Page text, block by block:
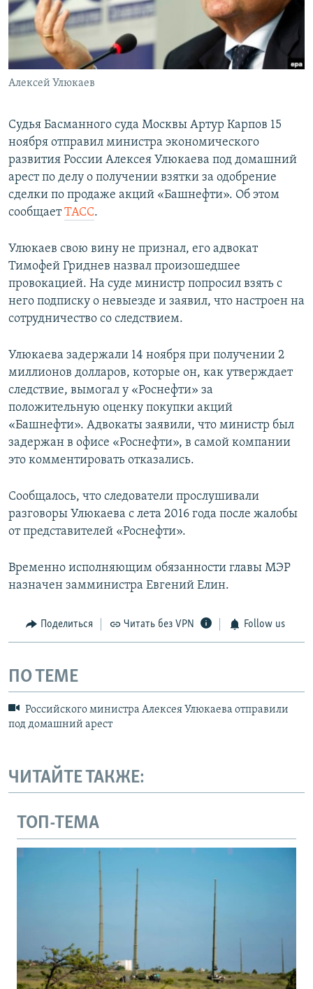
ПОБЕДИТЕЛЕЙ НЕ СУДЯТ?
КРЫМ.НЕПОКОРЕННЫЙ
ELIFBE
УКРАИНСКАЯ ПРОБЛЕМА КРЫМА
ПРИСОЕДИНЯЙТЕСЬ!
Алексей Улюкаев
Судья Басманного суда Москвы Артур Карпов 15
ноября отправил министра экономического
развития России Алексея Улюкаева под домашний
арест по делу о получении взятки за одобрение
сделки по продаже акций «Башнефти». Об этом
сообщаетТАСС.
Улюкаев свою вину не признал, его адвокат
Тимофей Гриднев назвал произошедшее
провокацией. На суде министр попросил взять с
него подписку о невыезде и заявил, что настроен на
сотрудничество со следствием.
Улюкаева задержали 14 ноября при получении 2
миллионов долларов, которые он, как утверждает
следствие, вымогал у «Роснефти» за
положительную оценку покупки акций
«Башнефти». Адвокаты заявили, что министр был
задержан в офисе «Роснефти», в самой компании
это комментировать отказались.
Сообщалось, что следователи прослушивали
разговоры Улюкаева с лета 2016 года после жалобы
от представителей «Роснефти».
Временно исполняющим обязанности главы МЭР
назначен замминистра Евгений Елин.
Поделиться Читать без VPN Follow us
ПО ТЕМЕ
Российского министра Алексея Улюкаева отправили
под домашний арест
ЧИТАЙТЕ ТАКЖЕ:
ТОП-ТЕМА